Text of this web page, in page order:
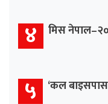
४ मिस
५ ‘कल